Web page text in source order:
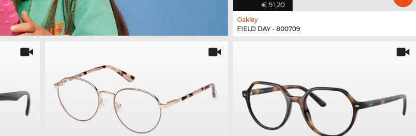
€ 91,20
Oakley
FIELD DAY - 800709